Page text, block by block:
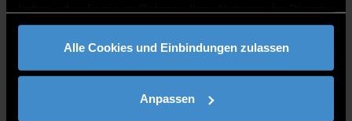
gesammelt haben.
Alle Cookies und Einbindungen zulassen
Anpassen